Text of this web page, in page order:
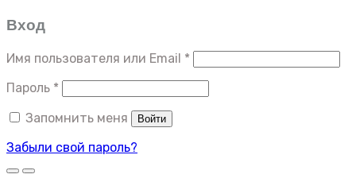
Вход
Имя пользователя или Email *
Пароль *
Запомнить меня
Войти
Забыли свой пароль?